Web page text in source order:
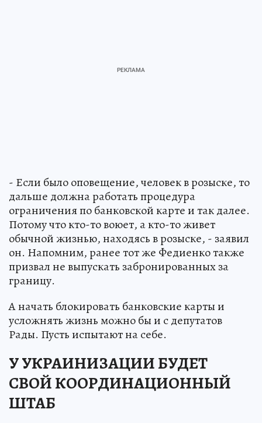
- Если было оповещение, человек в розыске, то
дальше должна работать процедура
ограничения по банковской карте и так далее.
Потому что кто-то воюет, а кто-то живет
обычной жизнью, находясь в розыске, - заявил
он. Напомним, ранее тот же Федиенко также
призвал не выпускать забронированных за
границу.
А начать блокировать банковские карты и
усложнять жизнь можно бы и с депутатов
Рады. Пусть испытают на себе.
У УКРАИНИЗАЦИИ БУДЕТ
СВОЙ КООРДИНАЦИОННЫЙ
ШТАБ